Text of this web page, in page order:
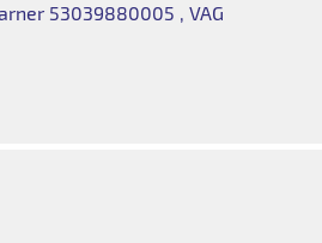
53039880005 , VAG